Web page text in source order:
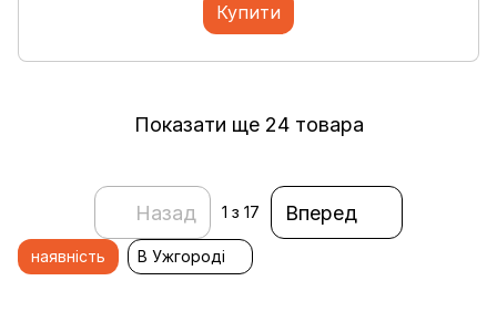
Купити
Показати ще 24 товара
Назад 1 з 17 Вперед
наявність В Ужгороді